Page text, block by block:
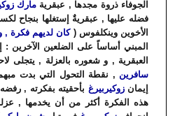
الجوفاء ذروة مجدها , عبقريةمارك
فضله عليها , عبقريةٌ إستغلها بنجاح
الأخوين وينكلفوس (كان لديهم فكرة
المبني أساساً على الضلعين الآخرين :
العبقرية , و شعوره بالعزلة , يتجلى
سافرين , نقطة التحول التي بدت
إيمانزوكيربيرغ بأحقيته بفكرته ,
هذه الفكرة أكثر من أن يخدمها ,